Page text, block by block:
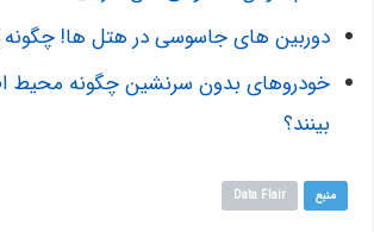
دوربین های جاسوسی در هتل ها! چگونه
خودروهای بدون سرنشین چگونه محیط
بینند؟
منبع Data Flair